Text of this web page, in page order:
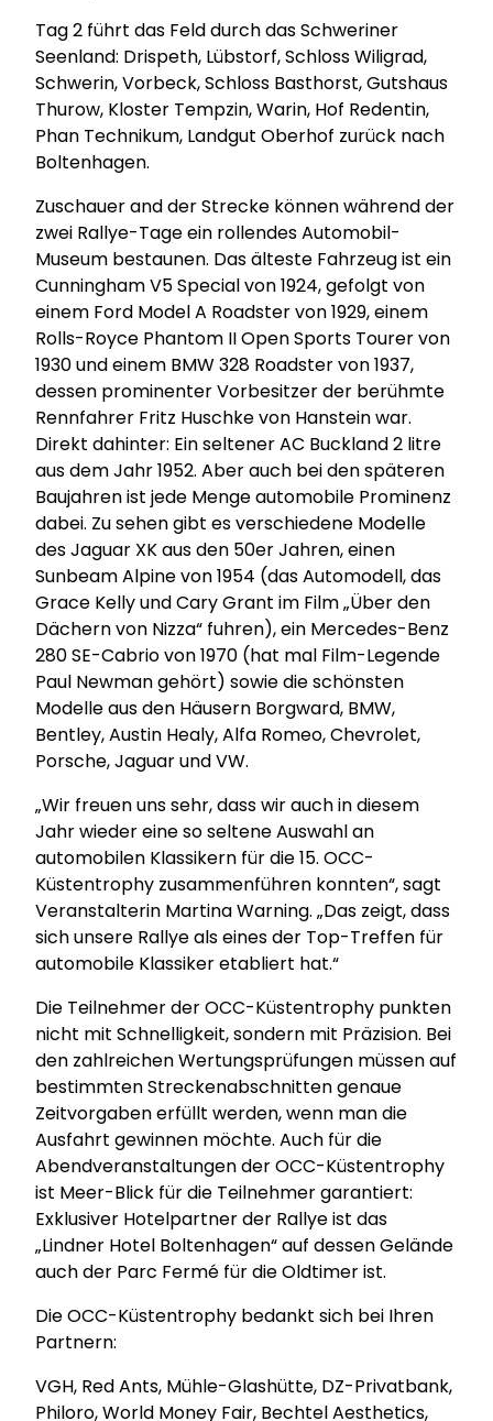
Tag 2 führt das Feld durch das Schweriner
Seenland: Drispeth, Lübstorf, Schloss Wiligrad,
Schwerin, Vorbeck, Schloss Basthorst, Gutshaus
Thurow, Kloster Tempzin, Warin, Hof Redentin,
Phan Technikum, Landgut Oberhof zurück nach
Boltenhagen.
Zuschauer and der Strecke können während der
zwei Rallye-Tage ein rollendes Automobil-
Museum bestaunen. Das älteste Fahrzeug ist ein
Cunningham V5 Special von 1924, gefolgt von
einem Ford Model A Roadster von 1929, einem
Rolls-Royce Phantom II Open Sports Tourer von
1930 und einem BMW 328 Roadster von 1937,
dessen prominenter Vorbesitzer der berühmte
Rennfahrer Fritz Huschke von Hanstein war.
Direkt dahinter: Ein seltener AC Buckland 2 litre
aus dem Jahr 1952. Aber auch bei den späteren
Baujahren ist jede Menge automobile Prominenz
dabei. Zu sehen gibt es verschiedene Modelle
des Jaguar XK aus den 50er Jahren, einen
Sunbeam Alpine von 1954 (das Automodell, das
Grace Kelly und Cary Grant im Film „Über den
Dächern von Nizza“ fuhren), ein Mercedes-Benz
280 SE-Cabrio von 1970 (hat mal Film-Legende
Paul Newman gehört) sowie die schönsten
Modelle aus den Häusern Borgward, BMW,
Bentley, Austin Healy, Alfa Romeo, Chevrolet,
Porsche, Jaguar und VW.
„Wir freuen uns sehr, dass wir auch in diesem
Jahr wieder eine so seltene Auswahl an
automobilen Klassikern für die 15. OCC-
Küstentrophy zusammenführen konnten“, sagt
Veranstalterin Martina Warning. „Das zeigt, dass
sich unsere Rallye als eines der Top-Treffen für
automobile Klassiker etabliert hat.“
Die Teilnehmer der OCC-Küstentrophy punkten
nicht mit Schnelligkeit, sondern mit Präzision. Bei
den zahlreichen Wertungsprüfungen müssen auf
bestimmten Streckenabschnitten genaue
Zeitvorgaben erfüllt werden, wenn man die
Ausfahrt gewinnen möchte. Auch für die
Abendveranstaltungen der OCC-Küstentrophy
ist Meer-Blick für die Teilnehmer garantiert:
Exklusiver Hotelpartner der Rallye ist das
„Lindner Hotel Boltenhagen“ auf dessen Gelände
auch der Parc Fermé für die Oldtimer ist.
Die OCC-Küstentrophy bedankt sich bei Ihren
Partnern:
VGH, Red Ants, Mühle-Glashütte, DZ-Privatbank,
Philoro, World Money Fair, Bechtel Aesthetics,